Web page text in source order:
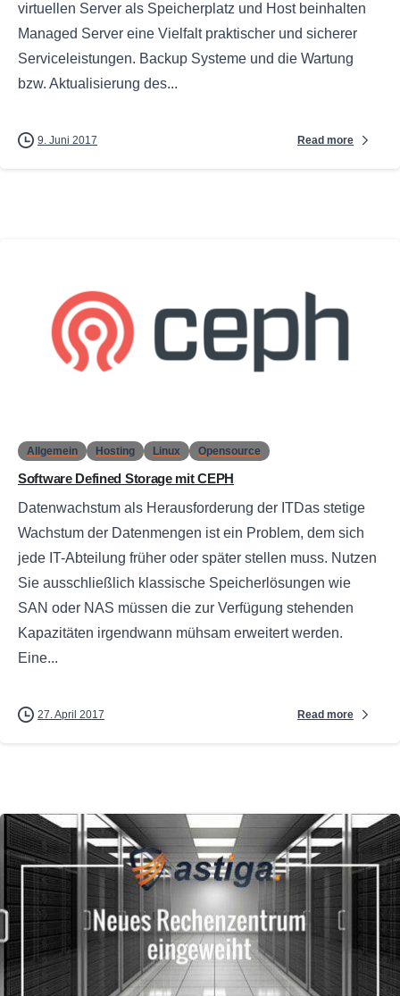
virtuellen Server als Speicherplatz und Host beinhalten
Managed Server eine Vielfalt praktischer und sicherer
Serviceleistungen. Backup Systeme und die Wartung
bzw. Aktualisierung des...
9. Juni 2017 Read more
Allgemein Hosting Linux Opensource
Software Defined Storage mit CEPH
Datenwachstum als Herausforderung der ITDas stetige
Wachstum der Datenmengen ist ein Problem, dem sich
jede IT-Abteilung früher oder später stellen muss. Nutzen
Sie ausschließlich klassische Speicherlösungen wie
SAN oder NAS müssen die zur Verfügung stehenden
Kapazitäten irgendwann mühsam erweitert werden.
Eine...
27. April 2017 Read more